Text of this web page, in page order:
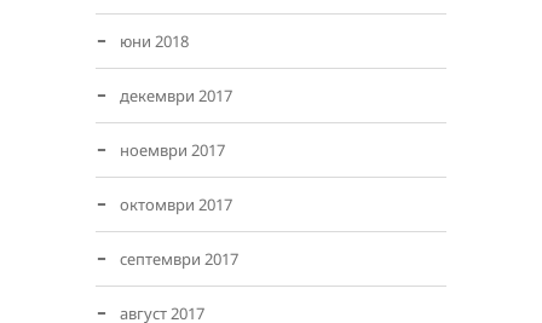
юни 2018
декември 2017
ноември 2017
октомври 2017
септември 2017
август 2017